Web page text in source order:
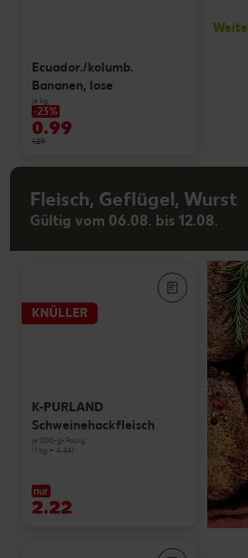
Ecuador./kolumb.
Bananen, lose
je kg
-23%
0.99
1.29
Fleisch, Geflügel, Wurst
Gültig vom 06.08. bis 12.08.
KNÜLLER
K-PURLAND
Schweinehackfleisch
je 500-g-Packg.
(1 kg = 4.44)
nur
2.22